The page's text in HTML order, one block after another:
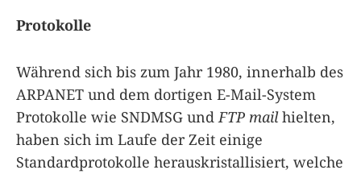
Protokolle
Während sich bis zum Jahr 1980, innerhalb des
ARPANET und dem dortigen E-Mail-System
Protokolle wie SNDMSG undFTP mailhielten,
haben sich im Laufe der Zeit einige
Standardprotokolle herauskristallisiert, welche